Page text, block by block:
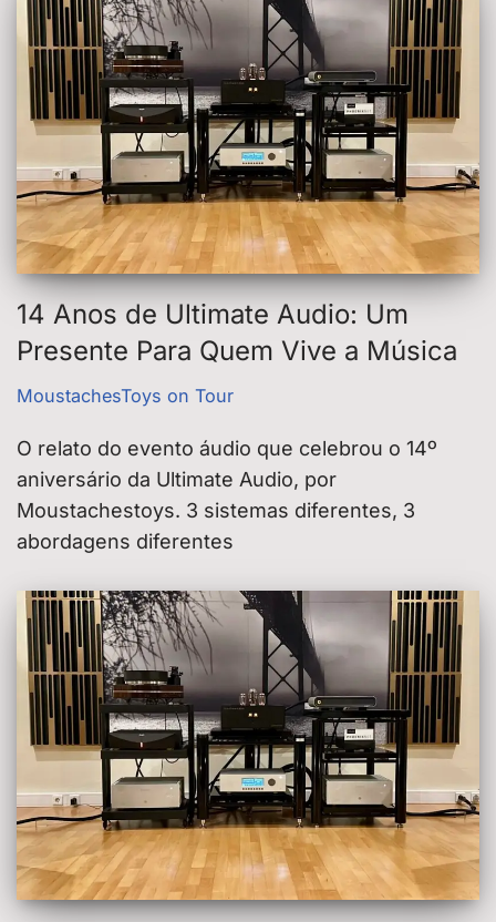
14 Anos de Ultimate Audio: Um
Presente Para Quem Vive a Música
MoustachesToys on Tour
O relato do evento áudio que celebrou o 14º
aniversário da Ultimate Audio, por
Moustachestoys. 3 sistemas diferentes, 3
abordagens diferentes